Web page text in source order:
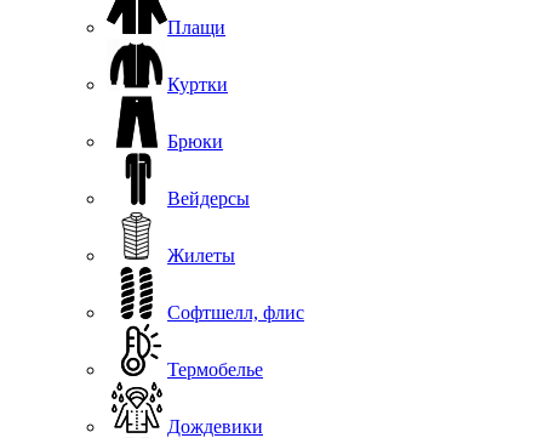
Плащи
Куртки
Брюки
Вейдерсы
Жилеты
Софтшелл, флис
Термобелье
Дождевики